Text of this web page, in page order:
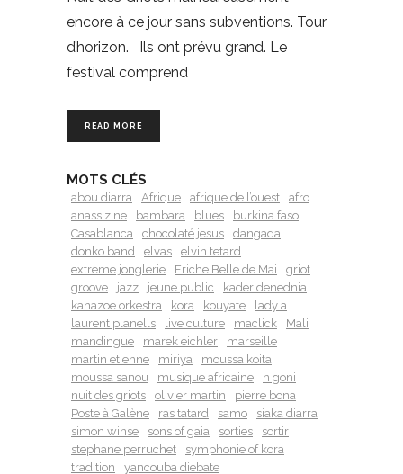
encore à ce jour sans subventions. Tour
d’horizon. Ils ont prévu grand. Le
festival comprend
READ MORE
MOTS CLÉS
abou diarra Afrique afrique de l’ouest
afro
anass zine
bambara blues
burkina faso
Casablanca
chocolaté jesus
dangada
donko band
elvas
elvin tetard
extreme jonglerie
Friche Belle de Mai
griot
groove
jazz jeune public
kader denednia
kanazoe orkestra
kora kouyate
lady a
laurent planells
live culture maclick
Mali
mandingue
marek eichler
marseille
martin etienne
miriya
moussa koita
moussa sanou
musique africaine
n goni
nuit des griots
olivier martin
pierre bona
Poste à Galène
ras tatard samo
siaka diarra
simon winse
sons of gaia sorties
sortir
stephane perruchet
symphonie of kora
tradition
yancouba diebate